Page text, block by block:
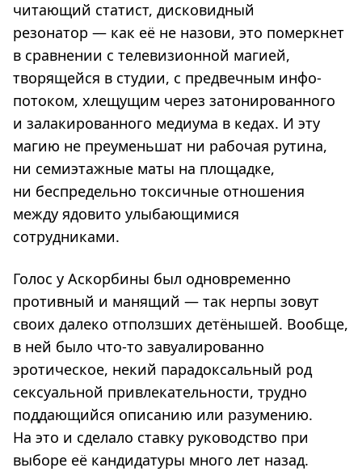
читающий статист, дисковидный
резонатор — как её не назови, это померкнет
в сравнении с телевизионной магией,
творящейся в студии, с предвечным инфо-
потоком, хлещущим через затонированного
и залакированного медиума в кедах. И эту
магию не преуменьшат ни рабочая рутина,
ни семиэтажные маты на площадке,
ни беспредельно токсичные отношения
между ядовито улыбающимися
сотрудниками.
Голос у Аскорбины был одновременно
противный и манящий — так нерпы зовут
своих далеко отползших детёнышей. Вообще,
в ней было что-то завуалированно
эротическое, некий парадоксальный род
сексуальной привлекательности, трудно
поддающийся описанию или разумению.
На это и сделало ставку руководство при
выборе её кандидатуры много лет назад.